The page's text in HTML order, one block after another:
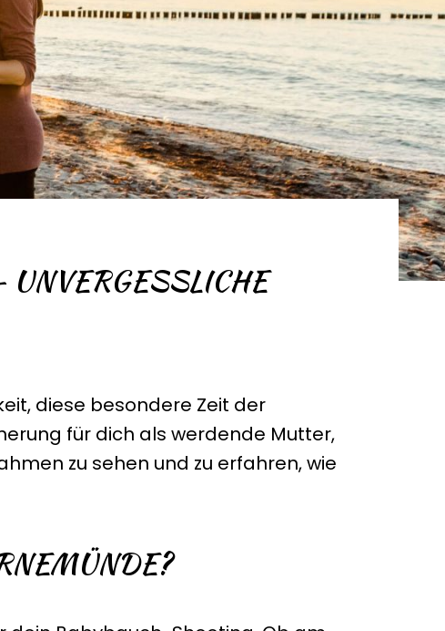
diese besondere Zeit der
für dich als werdende Mutter,
zu sehen und zu erfahren, wie